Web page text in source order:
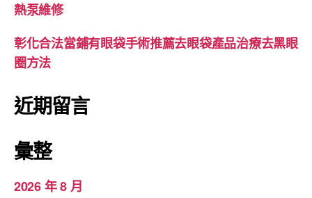
熱泵維修
彰化合法當鋪有眼袋手術推薦去眼袋產品治療去黑眼
圈方法
近期留言
彙整
2026 年 8 月